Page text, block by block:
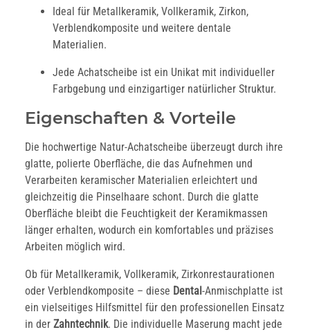
Ideal für Metallkeramik, Vollkeramik, Zirkon,
Verblendkomposite und weitere dentale
Materialien.
Jede Achatscheibe ist ein Unikat mit individueller
Farbgebung und einzigartiger natürlicher Struktur.
Eigenschaften & Vorteile
Die hochwertige Natur-Achatscheibe überzeugt durch ihre
glatte, polierte Oberfläche, die das Aufnehmen und
Verarbeiten keramischer Materialien erleichtert und
gleichzeitig die Pinselhaare schont. Durch die glatte
Oberfläche bleibt die Feuchtigkeit der Keramikmassen
länger erhalten, wodurch ein komfortables und präzises
Arbeiten möglich wird.
Ob für Metallkeramik, Vollkeramik, Zirkonrestaurationen
oder Verblendkomposite – diese Dental -Anmischplatte ist
ein vielseitiges Hilfsmittel für den professionellen Einsatz
in der Zahntechnik. Die individuelle Maserung macht jede